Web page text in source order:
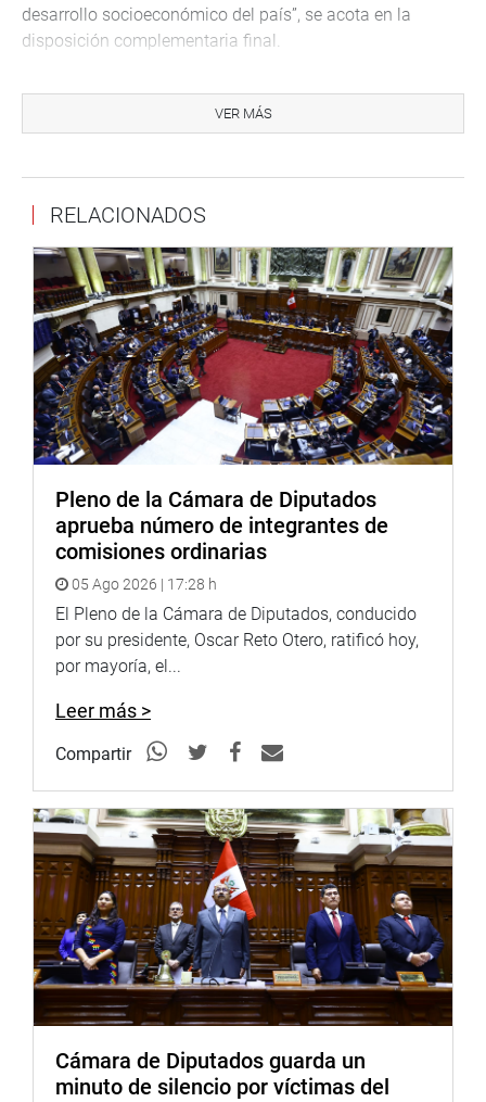
desarrollo socioeconómico del país”, se acota en la
disposición complementaria final.
abstención, la Comisión de Economía aprobó el dictamen
recaído en los proyectos de ley 3864/2020CR, 4786/2022-
protección y seguridad social de los maestros jubilados y
En la iniciativa se destaca que se busca garantizar el
pago de la pensión para la protección y seguridad social
de los maestros jubilados y cesantes de la carrera pública
magisterial, a través de una pensión proporcional a la
Remuneración Íntegra Mensual (RIM).
“Se establece una pensión para los maestros jubilados y
cesantes de la educación básica regular, alternativa y
leyes 19990 y 20530, y en la Ley 29944, así como para
los afiliados al Sistema Privado de Pensiones (SPP).
Dichas pensiones deben guardar correlación con la
Remuneración Integra Mensual (RIM)”, se detalla.
OTROS
Asimismo, con 11 votos a favor, 10 en contra y ninguna
abstención, se aprobó el dictamen recaído en el Proyecto
de Ley 7969/2023-CR, que propone modificar el Decreto
Legislativo 776, Ley de Tributación Municipal, para
La propuesta modifica el artículo 30-A de la Ley de
Tributación Municipal, donde se detalla que la
administración del impuesto corresponde a la
municipalidad provincial en cuya jurisdicción tenga su
domicilio el propietario del vehículo conforme a la
dirección que figure en su documento nacional de
identidad.
“En caso de tratarse de una persona jurídica, se consigna
como su dirección aquella que figure en el documento de
su constitución. El rendimiento del impuesto constituye
VER MÁS
RELACIONADOS
Pleno de la Cámara de Diputados
aprueba número de integrantes de
comisiones ordinarias
05 Ago 2026 | 17:28 h
El Pleno de la Cámara de Diputados, conducido
por su presidente, Oscar Reto Otero, ratificó hoy,
por mayoría, el...
Leer más >
Compartir
Cámara de Diputados guarda un
minuto de silencio por víctimas del